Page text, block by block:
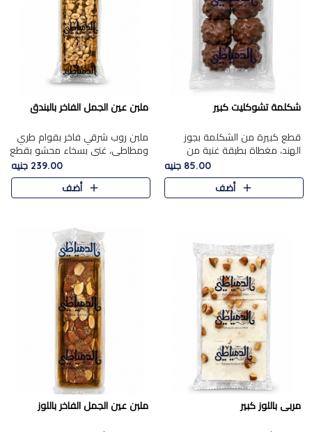
شكلمة تشوكليت كبير
قطع كبيرة من الشكلمة بجوز
الهند، مغطاة بطبقة غنية من
الشوكولاتة الفاخرة لتجمع بين
القوام الطري من الداخل مركز جوز
الهند المطاطي والمذاق الغن..
85.00 جنيه
أضف
ملبن عين الجمل الفاخر بالبندق
ملبن روب شرقي فاخر بقوام طري
ومطاطي، غني بسخاء محشو بقطع
عين الجمل والبندق المحمص التي
تضيف قرمشة مميزة مُرضية
ونكهة جوزية غنية في كل
239.00 جنيه
أضف
مربى باللوز كبير ملبن عين الجمل الفاخر باللوز